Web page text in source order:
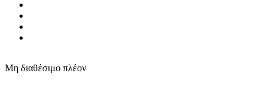
Μη διαθέσιμο πλέον